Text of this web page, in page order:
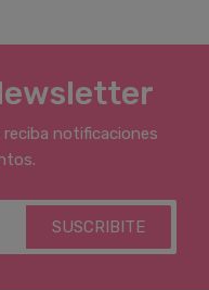
notificaciones
SUSCRIBITE